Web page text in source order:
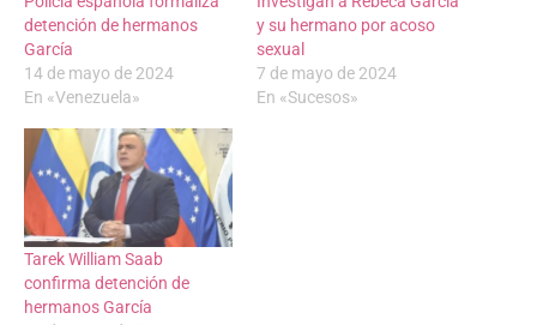
detención de hermanos
García
14 de mayo de 2024
En «Venezuela»
y su hermano por acoso
sexual
7 de mayo de 2024
En «Sucesos»
Tarek William Saab
confirma detención de
hermanos García